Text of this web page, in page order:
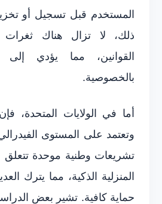
المستخدم قبل تسجيل أو
ذلك، لا تزال هناك
القوانين، مما يؤدي إلى
بالخصوصية.
أما في الولايات المتحدة،
وتعتمد على المستوى
تشريعات وطنية موحدة تتعلق
المنزلية الذكية، مما يترك
حماية كافية. تشير بعض